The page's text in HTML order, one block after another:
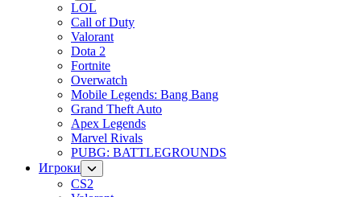
LOL
Call of Duty
Valorant
Dota 2
Fortnite
Overwatch
Mobile Legends: Bang Bang
Grand Theft Auto
Apex Legends
Marvel Rivals
PUBG: BATTLEGROUNDS
Игроки
CS2